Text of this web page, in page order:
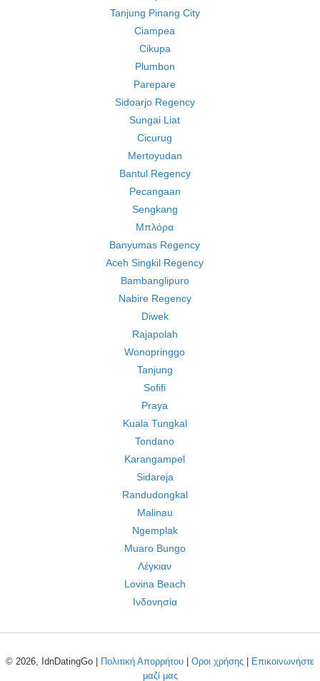
Tanjung Pinang City
Ciampea
Cikupa
Plumbon
Parepare
Sidoarjo Regency
Sungai Liat
Cicurug
Mertoyudan
Bantul Regency
Pecangaan
Sengkang
Μπλόρα
Banyumas Regency
Aceh Singkil Regency
Bambanglipuro
Nabire Regency
Diwek
Rajapolah
Wonopringgo
Tanjung
Sofifi
Praya
Kuala Tungkal
Tondano
Karangampel
Sidareja
Randudongkal
Malinau
Ngemplak
Muaro Bungo
Λέγκιαν
Lovina Beach
Ινδονησία
© 2026, IdnDatingGo | Πολιτική Απορρήτου Οροι χρήσης
Επικοινωνήστε
μαζί μας